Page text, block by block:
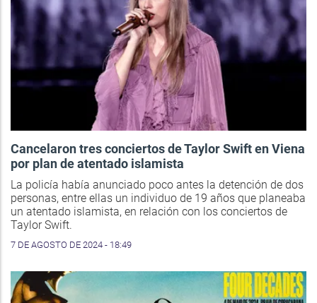
Cancelaron tres conciertos de Taylor Swift en Viena
por plan de atentado islamista
La policía había anunciado poco antes la detención de dos
personas, entre ellas un individuo de 19 años que planeaba
un atentado islamista, en relación con los conciertos de
Taylor Swift.
7 DE AGOSTO DE 2024 - 18:49